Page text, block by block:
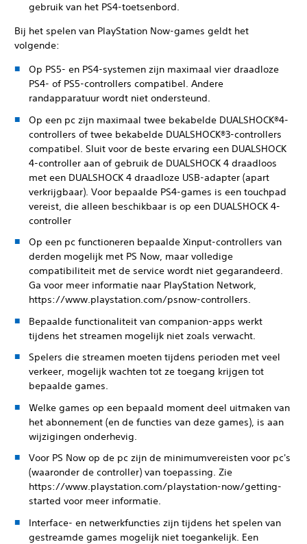
gebruik van het PS4-toetsenbord.
Bij het spelen van PlayStation Now-games geldt het
volgende:
Op PS5- en PS4-systemen zijn maximaal vier draadloze
PS4- of PS5-controllers compatibel. Andere
randapparatuur wordt niet ondersteund.
Op een pc zijn maximaal twee bekabelde DUALSHOCK®4-
controllers of twee bekabelde DUALSHOCK®3-controllers
compatibel. Sluit voor de beste ervaring een DUALSHOCK
4-controller aan of gebruik de DUALSHOCK 4 draadloos
met een DUALSHOCK 4 draadloze USB-adapter (apart
verkrijgbaar). Voor bepaalde PS4-games is een touchpad
vereist, die alleen beschikbaar is op een DUALSHOCK 4-
controller
Op een pc functioneren bepaalde Xinput-controllers van
derden mogelijk met PS Now, maar volledige
compatibiliteit met de service wordt niet gegarandeerd.
Ga voor meer informatie naar PlayStation Network,
https://www.playstation.com/psnow-controllers.
Bepaalde functionaliteit van companion-apps werkt
tijdens het streamen mogelijk niet zoals verwacht.
Spelers die streamen moeten tijdens perioden met veel
verkeer, mogelijk wachten tot ze toegang krijgen tot
bepaalde games.
Welke games op een bepaald moment deel uitmaken van
het abonnement (en de functies van deze games), is aan
wijzigingen onderhevig.
Voor PS Now op de pc zijn de minimumvereisten voor pc's
(waaronder de controller) van toepassing. Zie
https://www.playstation.com/playstation-now/getting-
started voor meer informatie.
Interface- en netwerkfuncties zijn tijdens het spelen van
gestreamde games mogelijk niet toegankelijk. Een